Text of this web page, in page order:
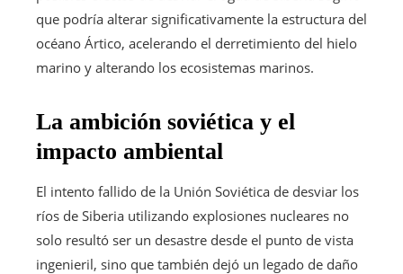
que podría alterar significativamente la estructura del
océano Ártico, acelerando el derretimiento del hielo
marino y alterando los ecosistemas marinos.
La ambición soviética y el
impacto ambiental
El intento fallido de la Unión Soviética de desviar los
ríos de Siberia utilizando explosiones nucleares no
solo resultó ser un desastre desde el punto de vista
ingenieril, sino que también dejó un legado de daño